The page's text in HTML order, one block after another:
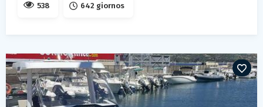
538 642 giornos